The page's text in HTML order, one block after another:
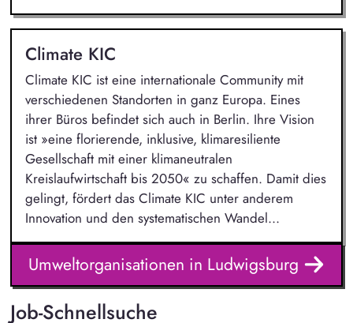
Climate KIC
Climate KIC ist eine internationale Community mit
verschiedenen Standorten in ganz Europa. Eines
ihrer Büros befindet sich auch in Berlin. Ihre Vision
ist »eine florierende, inklusive, klimaresiliente
Gesellschaft mit einer klimaneutralen
Kreislaufwirtschaft bis 2050« zu schaffen. Damit dies
gelingt, fördert das Climate KIC unter anderem
Innovation und den systematischen Wandel...
Umweltorganisationen in Ludwigsburg
Job-Schnellsuche